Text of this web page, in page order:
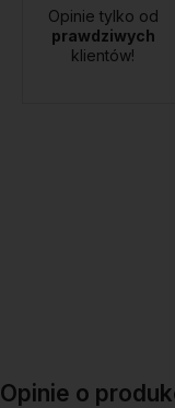
Opinie tylko od
prawdziwych
klientów!
Opinie o